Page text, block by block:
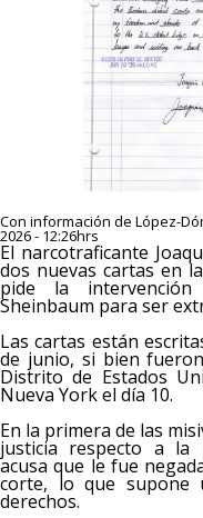
Con información de López-
2026 - 12:26hrs
El narcotraficante
dos nuevas cartas en
pide la
Sheinbaum para ser
Las cartas están
de junio, si bien
Distrito de Estados
Nueva York el día 10.
En la primera de las
justicia respecto a la
acusa que le fue
corte, lo que supone
derechos.